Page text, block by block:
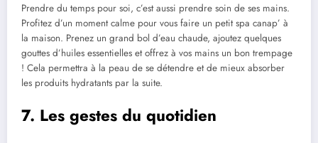
Prendre du temps pour soi, c’est aussi prendre soin de ses mains.
Profitez d’un moment calme pour vous faire un petit spa canap’ à
la maison. Prenez un grand bol d’eau chaude, ajoutez quelques
gouttes d’huiles essentielles et offrez à vos mains un bon trempage
! Cela permettra à la peau de se détendre et de mieux absorber
les produits hydratants par la suite.
7. Les gestes du quotidien